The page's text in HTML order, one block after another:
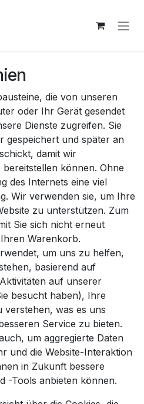
die von unseren
oder Ihr Gerät gesendet
Dienste zugreifen. Sie
gespeichert und später an
damit wir
können. Ohne
des Internets eine viel
Wir verwenden sie, um Ihre
zu unterstützen. Zum
Sie sich nicht erneut
Warenkorb.
um uns zu helfen,
basierend auf
auf unserer
besucht haben), Ihre
was es uns
Service zu bieten.
um aggregierte Daten
und die Website-Interaktion
in Zukunft bessere
-Tools anbieten können.